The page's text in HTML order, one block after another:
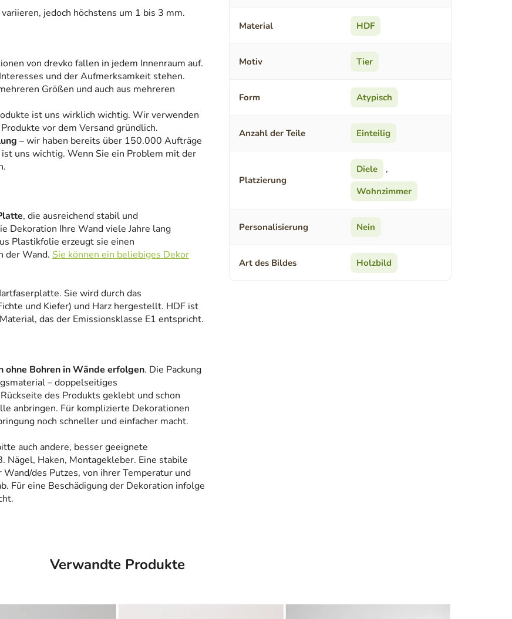
jedoch höchstens um 1 bis 3 mm.
von drevko fallen in jedem Innenraum auf.
und der Aufmerksamkeit stehen.
Größen und auch aus mehreren
ist uns wirklich wichtig. Wir verwenden
vor dem Versand gründlich.
–wir haben bereits über 150.000 Aufträge
uns wichtig. Wenn Sie ein Problem mit der
, die ausreichend stabil und
Dekoration Ihre Wand viele Jahre lang
Plastikfolie erzeugt sie einen
der Wand. Sie können ein beliebiges Dekor
Sie wird durch das
und Kiefer) und Harz hergestellt. HDF ist
das der Emissionsklasse E1 entspricht.
ohne Bohren in Wände erfolgen. Die Packung
– doppelseitiges
des Produkts geklebt und schon
anbringen. Für komplizierte Dekorationen
noch schneller und einfacher macht.
auch andere, besser geeignete
Nägel, Haken, Montagekleber. Eine stabile
des Putzes, von ihrer Temperatur und
Für eine Beschädigung der Dekoration infolge
Material HDF
Motiv Tier
Form Atypisch
Anzahl der Teile Einteilig
Platzierung
Diele
,
Wohnzimmer
Personalisierung Nein
Art des Bildes Holzbild
Verwandte Produkte